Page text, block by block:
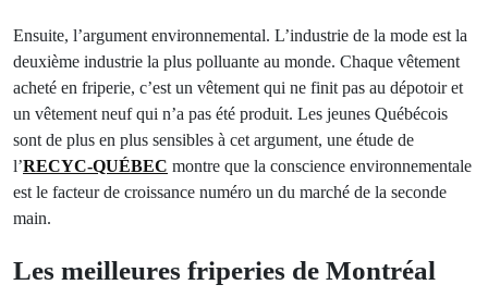
Ensuite, l’argument environnemental. L’industrie de la mode est la
deuxième industrie la plus polluante au monde. Chaque vêtement
acheté en friperie, c’est un vêtement qui ne finit pas au dépotoir et
un vêtement neuf qui n’a pas été produit. Les jeunes Québécois
sont de plus en plus sensibles à cet argument, une étude de
l’RECYC-QUÉBEC montre que la conscience environnementale
est le facteur de croissance numéro un du marché de la seconde
main.
Les meilleures friperies de Montréal